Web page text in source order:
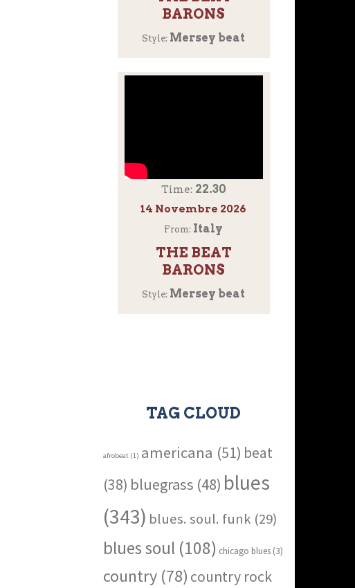
BARONS
Style: Mersey beat
Time: 22.30
14 Novembre 2026
From: Italy
THE BEAT
BARONS
Style: Mersey beat
TAG CLOUD
afrobeat(1) americana (51) beat
(38) bluegrass (48) blues
(343) blues. soul. funk (29)
blues soul(108) chicago blues(3)
country(78) country rock